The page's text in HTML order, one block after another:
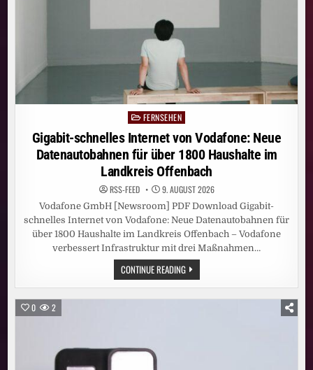
Posted
in
FERNSEHEN
Gigabit-schnelles Internet von Vodafone: Neue
Datenautobahnen für über 1800 Haushalte im
Landkreis Offenbach
RSS-FEED 9. AUGUST 2026
Vodafone GmbH [Newsroom] PDF Download Gigabit-
schnelles Internet von Vodafone: Neue Datenautobahnen für
über 1800 Haushalte im Landkreis Offenbach – Vodafone
verbessert Infrastruktur mit drei Maßnahmen…
CONTINUE READINGGIGABIT-
SCHNELLES
INTERNET
VON
0 2